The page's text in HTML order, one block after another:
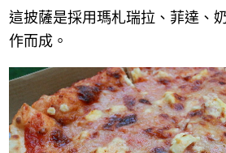
這披薩是採用瑪札瑞拉、菲達、
作而成。